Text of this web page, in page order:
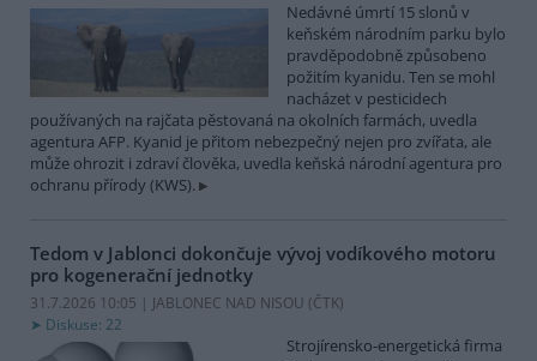
Nedávné úmrtí 15 slonů v
keňském národním parku bylo
pravděpodobně způsobeno
požitím kyanidu. Ten se mohl
nacházet v pesticidech
používaných na rajčata pěstovaná na okolních farmách, uvedla
agentura AFP. Kyanid je přitom nebezpečný nejen pro zvířata, ale
může ohrozit i zdraví člověka, uvedla keňská národní agentura pro
ochranu přírody (KWS).
Tedom v Jablonci dokončuje vývoj vodíkového motoru
pro kogenerační jednotky
31.7.2026 10:05 | JABLONEC NAD NISOU (ČTK)
Diskuse: 22
Strojírensko-energetická firma